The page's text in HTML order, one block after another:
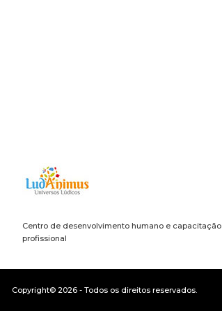
Centro de desenvolvimento humano e capacitação
profissional
Copyright© 2026 - Todos os direitos reservados.